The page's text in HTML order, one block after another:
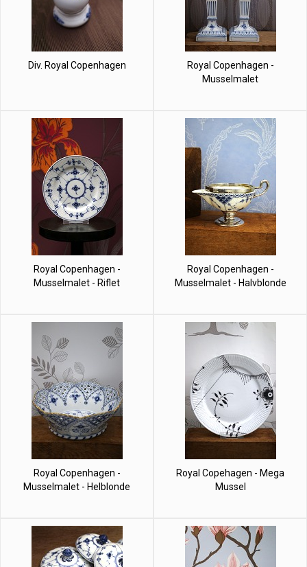
Div. Royal Copenhagen
Royal Copenhagen -
Musselmalet
Royal Copenhagen -
Musselmalet - Riflet
Royal Copenhagen -
Musselmalet - Halvblonde
Royal Copenhagen -
Musselmalet - Helblonde
Royal Copehagen - Mega
Mussel